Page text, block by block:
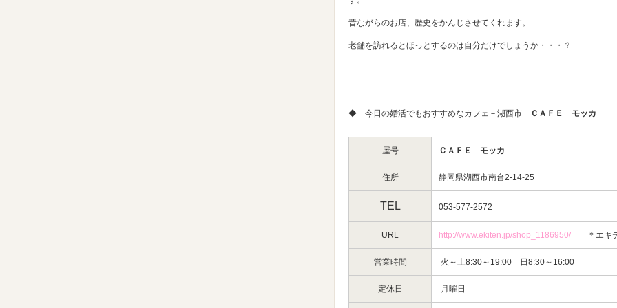
昔ながらのお店、歴史をかんじさせてくれます。
老舗を訪れるとほっとするのは自分だけでしょうか・・・？
◆ 今日の婚活でもおすすめなカフェ－湖西市 ＣＡＦＥ モッカ
屋号 ＣＡＦＥ モッカ
住所 静岡県湖西市南台2-14-25
TEL 053-577-2572
URL http://www.ekiten.jp/shop_1186950/ ＊エキ
営業時間 火～土8:30～19:00 日8:30～16:00
定休日 月曜日